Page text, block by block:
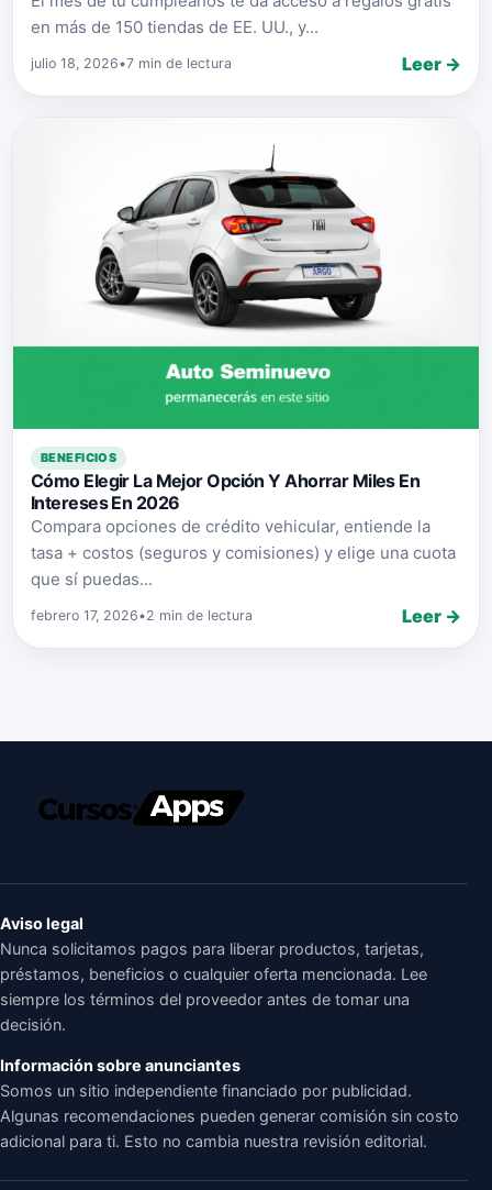
en más de 150 tiendas de EE. UU., y...
julio 18, 2026•7 min de lectura Leer →
BENEFICIOS
Cómo Elegir La Mejor Opción Y Ahorrar Miles En
Intereses En 2026
Compara opciones de crédito vehicular, entiende la
tasa + costos (seguros y comisiones) y elige una cuota
que sí puedas...
febrero 17, 2026•2 min de lectura Leer →
Aviso legal
Nunca solicitamos pagos para liberar productos, tarjetas,
préstamos, beneficios o cualquier oferta mencionada. Lee
siempre los términos del proveedor antes de tomar una
decisión.
Información sobre anunciantes
Somos un sitio independiente financiado por publicidad.
Algunas recomendaciones pueden generar comisión sin costo
adicional para ti. Esto no cambia nuestra revisión editorial.